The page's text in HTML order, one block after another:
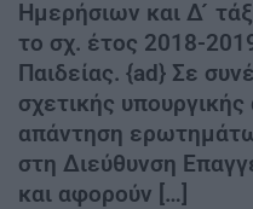
Ημερήσιων και Δ
το σχ. έτος 2018-
Παιδείας. {ad} Σε
σχετικής
απάντηση
στη Διεύθυνση
και αφορούν […]